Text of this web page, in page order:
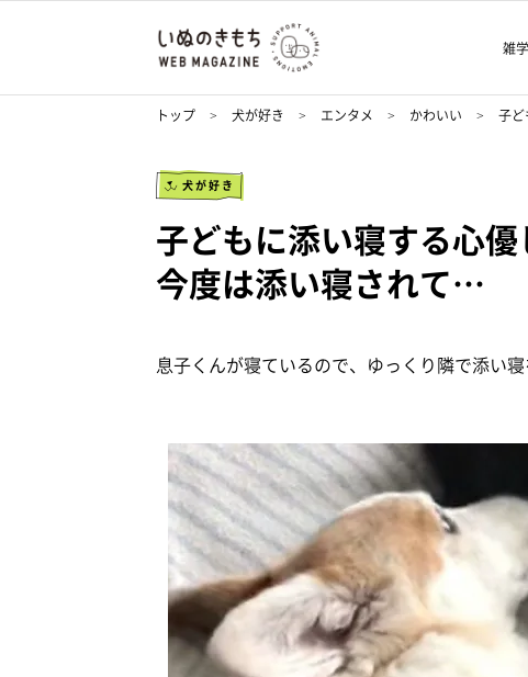
雑
トップ 犬が好き エンタメ かわいい 子
犬が好き
子どもに添い寝する心
今度は添い寝されて…
息子くんが寝ているので、ゆっくり隣で添い